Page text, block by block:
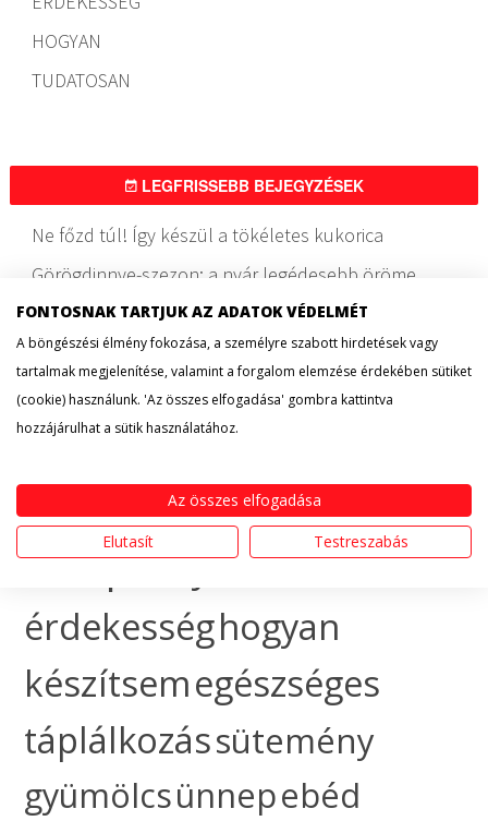
HOGYAN
TUDATOSAN
LEGFRISSEBB BEJEGYZÉSEK
Ne főzd túl! Így készül a tökéletes kukorica
Görögdinnye-szezon: a nyár legédesebb öröme
Frissítő ételek nyárra, változatosan
Ezekért a fagylaltokért rajong most a világ
Egy gombócnyi boldogság: az amerikai fagylaltnap
Egy rossz falat is elronthatja a nyarat
CÍMKÉK
receptcityfood
érdekességhogyan
készítsemegészséges
táplálkozássütemény
gyümölcsünnepebéd
FONTOSNAK TARTJUK AZ ADATOK VÉDELMÉT
A böngészési élmény fokozása, a személyre szabott hirdetések vagy
tartalmak megjelenítése, valamint a forgalom elemzése érdekében sütiket
(cookie) használunk. 'Az összes elfogadása' gombra kattintva
hozzájárulhat a sütik használatához.
Az összes elfogadása
Elutasít
Testreszabás